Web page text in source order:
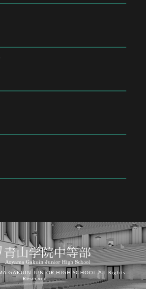
GAKUIN JUNIOR HIGH SCHOOL All Rights
Reserved.